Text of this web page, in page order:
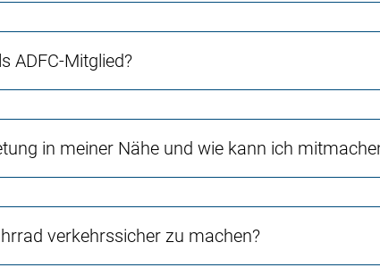
ADFC-Mitglied?
in meiner Nähe und wie kann ich
verkehrssicher zu machen?